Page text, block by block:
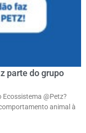
parte do grupo
@Petz?
animal à